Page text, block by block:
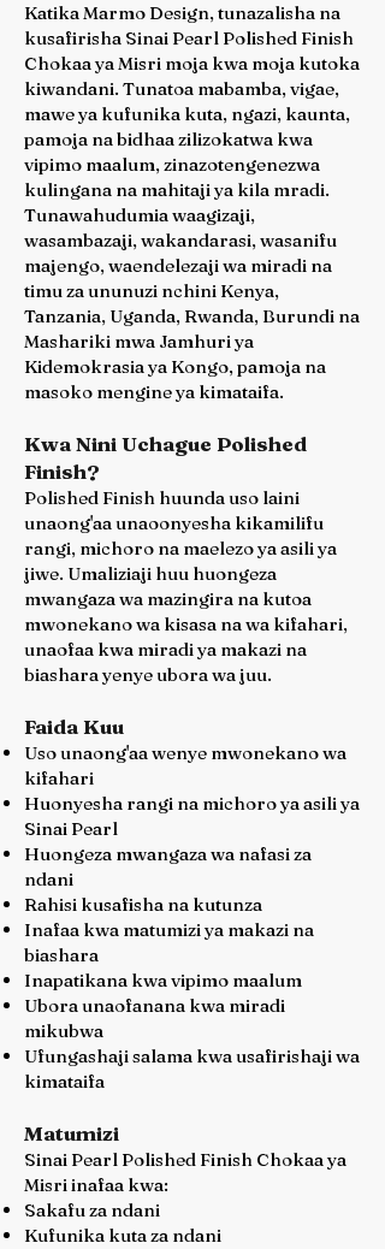
Katika Marmo Design, tunazalisha na
kusafirisha Sinai Pearl Polished Finish
Chokaa ya Misri moja kwa moja kutoka
kiwandani. Tunatoa mabamba, vigae,
mawe ya kufunika kuta, ngazi, kaunta,
pamoja na bidhaa zilizokatwa kwa
vipimo maalum, zinazotengenezwa
kulingana na mahitaji ya kila mradi.
Tunawahudumia waagizaji,
wasambazaji, wakandarasi, wasanifu
majengo, waendelezaji wa miradi na
timu za ununuzi nchini Kenya,
Tanzania, Uganda, Rwanda, Burundi na
Mashariki mwa Jamhuri ya
Kidemokrasia ya Kongo, pamoja na
masoko mengine ya kimataifa.
Kwa Nini Uchague Polished
Finish?
Polished Finish huunda uso laini
unaong'aa unaoonyesha kikamilifu
rangi, michoro na maelezo ya asili ya
jiwe. Umaliziaji huu huongeza
mwangaza wa mazingira na kutoa
mwonekano wa kisasa na wa kifahari,
unaofaa kwa miradi ya makazi na
biashara yenye ubora wa juu.
Faida Kuu
Uso unaong'aa wenye mwonekano wa
kifahari
Huonyesha rangi na michoro ya asili ya
Sinai Pearl
Huongeza mwangaza wa nafasi za
ndani
Rahisi kusafisha na kutunza
Inafaa kwa matumizi ya makazi na
biashara
Inapatikana kwa vipimo maalum
Ubora unaofanana kwa miradi
mikubwa
Ufungashaji salama kwa usafirishaji wa
kimataifa
Matumizi
Sinai Pearl Polished Finish Chokaa ya
Misri inafaa kwa:
Sakafu za ndani
Kufunika kuta za ndani